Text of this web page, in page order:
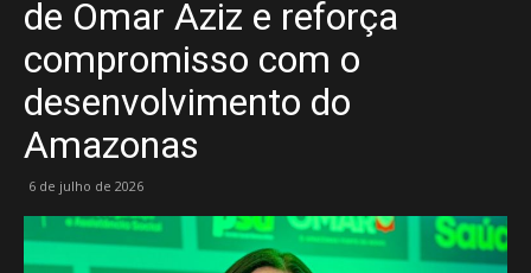
de Omar Aziz e reforça
compromisso com o
desenvolvimento do
Amazonas
6 de julho de 2026